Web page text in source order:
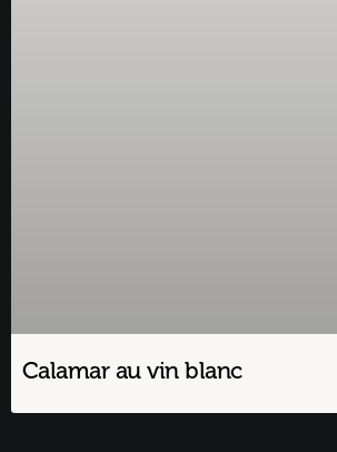
Calamar au vin blanc